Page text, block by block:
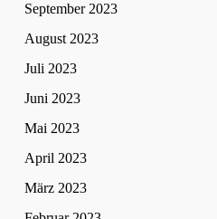
September 2023
August 2023
Juli 2023
Juni 2023
Mai 2023
April 2023
März 2023